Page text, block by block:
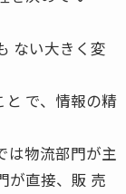
ない大きく変
で、情報の精
は物流部門が主
が直接、販 売